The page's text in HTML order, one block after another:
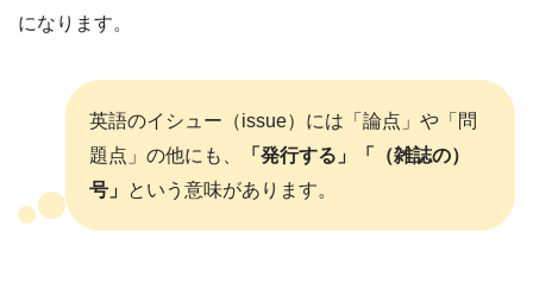
になります。
英語のイシュー（issue）には「論点」や「問
題点」の他にも、
「発行する」「（雑誌の）
号」 という意味があります。